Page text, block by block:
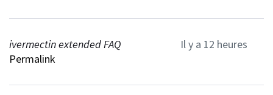
ivermectin extended FAQ
Il y a 12 heures
Permalink